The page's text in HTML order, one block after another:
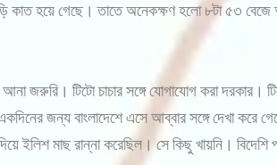
হয়ে গেছে। তাতে অনেকক্ষণ হলো ৮টা ৫৩ বেজে
জরুরি। টিটো চাচার সঙ্গে যোগাযোগ করা দরকার।
জন্য বাংলাদেশে এসে আব্বার সঙ্গে দেখা করে
ইলিশ মাছ রান্না করেছিল। সে কিছু খায়নি।